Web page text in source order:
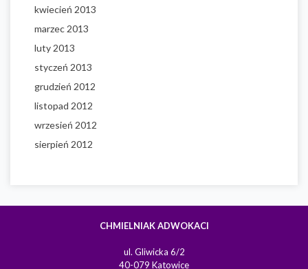
kwiecień 2013
marzec 2013
luty 2013
styczeń 2013
grudzień 2012
listopad 2012
wrzesień 2012
sierpień 2012
CHMIELNIAK ADWOKACI
ul. Gliwicka 6/2
40-079 Katowice